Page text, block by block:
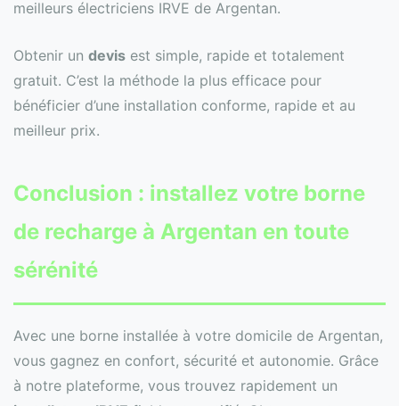
meilleurs électriciens IRVE de Argentan.
Obtenir un devis est simple, rapide et totalement
gratuit. C’est la méthode la plus efficace pour
bénéficier d’une installation conforme, rapide et au
meilleur prix.
Conclusion : installez votre borne
de recharge à Argentan en toute
sérénité
Avec une borne installée à votre domicile de Argentan,
vous gagnez en confort, sécurité et autonomie. Grâce
à notre plateforme, vous trouvez rapidement un